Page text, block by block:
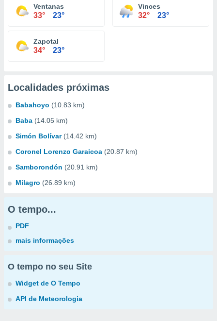
Ventanas
33° 23°
Vinces
32° 23°
Zapotal
34° 23°
Localidades próximas
Babahoyo (10.83 km)
Baba (14.05 km)
Simón Bolívar (14.42 km)
Coronel Lorenzo Garaicoa (20.87 km)
Samborondón (20.91 km)
Milagro (26.89 km)
O tempo...
PDF
mais informações
O tempo no seu Site
Widget de O Tempo
API de Meteorologia